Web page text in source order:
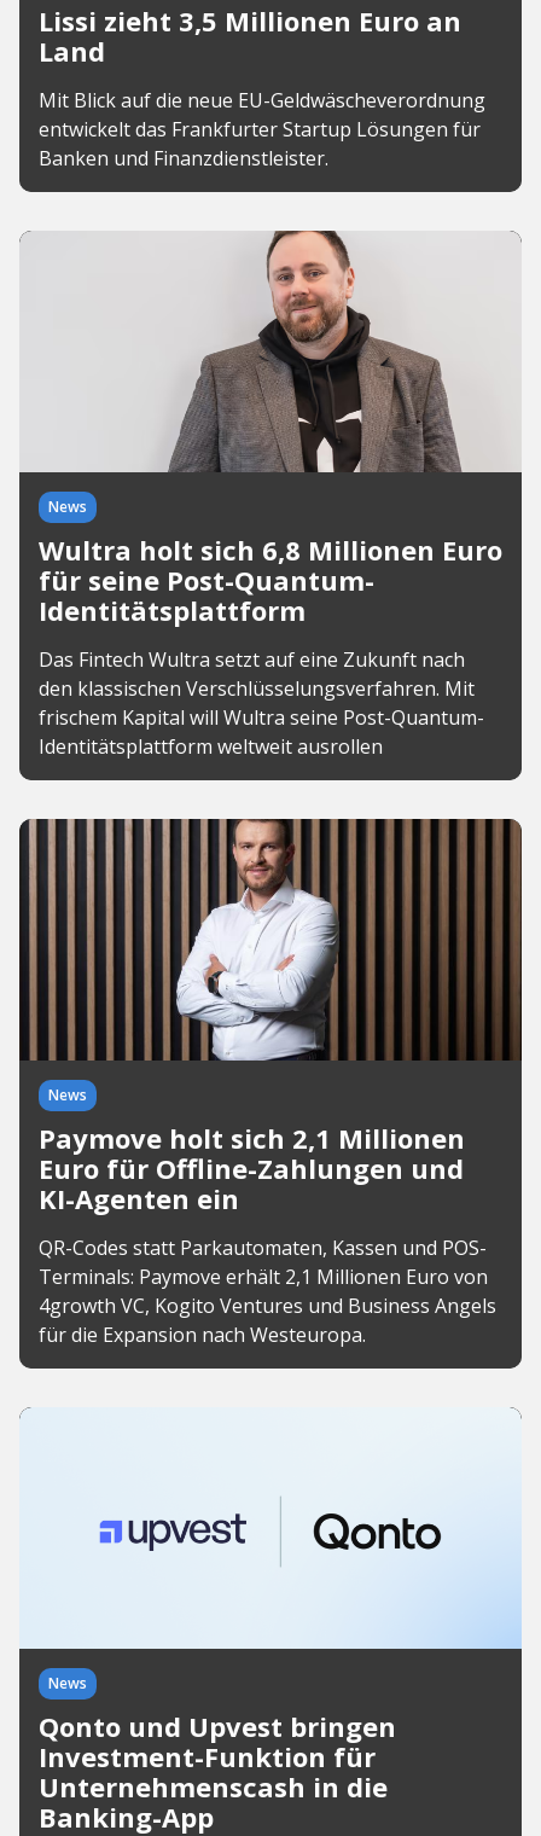
Lissi zieht 3,5 Millionen Euro an
Land
Mit Blick auf die neue EU-Geldwäscheverordnung
entwickelt das Frankfurter Startup Lösungen für
Banken und Finanzdienstleister.
News
Wultra holt sich 6,8 Millionen Euro
für seine Post-Quantum-
Identitätsplattform
Das Fintech Wultra setzt auf eine Zukunft nach
den klassischen Verschlüsselungsverfahren. Mit
frischem Kapital will Wultra seine Post-Quantum-
Identitätsplattform weltweit ausrollen
News
Paymove holt sich 2,1 Millionen
Euro für Offline-Zahlungen und
KI-Agenten ein
QR-Codes statt Parkautomaten, Kassen und POS-
Terminals: Paymove erhält 2,1 Millionen Euro von
4growth VC, Kogito Ventures und Business Angels
für die Expansion nach Westeuropa.
News
Qonto und Upvest bringen
Investment-Funktion für
Unternehmenscash in die
Banking-App